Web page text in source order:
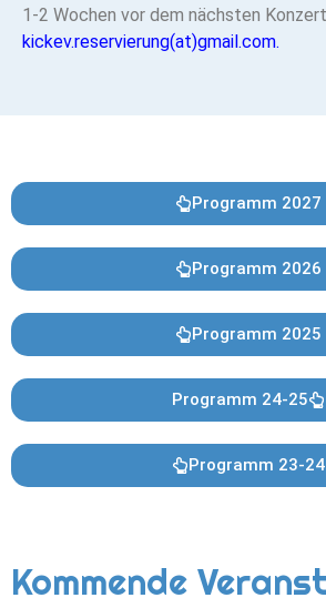
1-2 Wochen vor dem nächsten
kickev.reservierung(at)gmail.com.
Programm 2027
Programm 2026
Programm 2025
Programm 24-25
Programm 23-24
Kommende